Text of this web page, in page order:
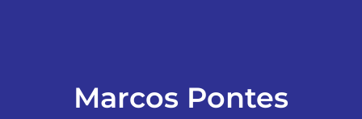
EDIÇÕES EM PDF
Marcos Pontes